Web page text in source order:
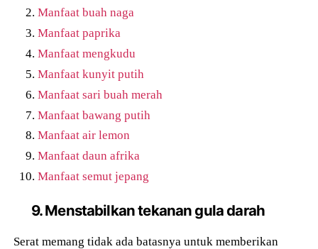
Manfaat buah naga
Manfaat paprika
Manfaat mengkudu
Manfaat kunyit putih
Manfaat sari buah merah
Manfaat bawang putih
Manfaat air lemon
Manfaat daun afrika
Manfaat semut jepang
9. Menstabilkan tekanan gula darah
Serat memang tidak ada batasnya untuk memberikan